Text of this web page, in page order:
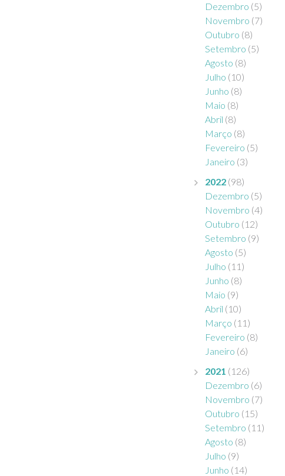
Dezembro (5)
Novembro (7)
Outubro (8)
Setembro (5)
Agosto (8)
Julho (10)
Junho (8)
Maio (8)
Abril (8)
Março (8)
Fevereiro (5)
Janeiro (3)
2022 (98)
Dezembro (5)
Novembro (4)
Outubro (12)
Setembro (9)
Agosto (5)
Julho (11)
Junho (8)
Maio (9)
Abril (10)
Março (11)
Fevereiro (8)
Janeiro (6)
2021 (126)
Dezembro (6)
Novembro (7)
Outubro (15)
Setembro (11)
Agosto (8)
Julho (9)
Junho (14)